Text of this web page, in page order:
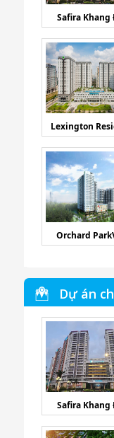
Safira Khang
Lexington
Orchard
Dự án
Safira Khang